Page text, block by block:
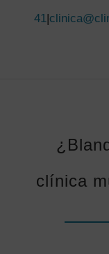
41|
clínica